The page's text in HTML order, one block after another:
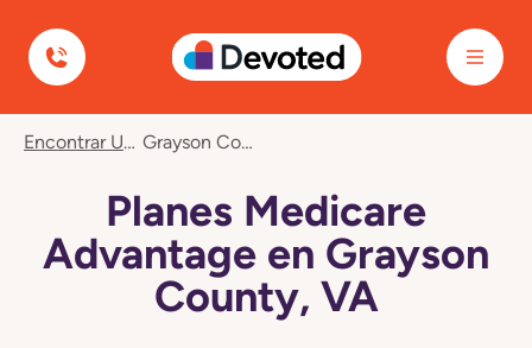
Devoted Health
Encontrar Un Plan Grayson County, VA
Planes Medicare
Advantage en Grayson
County, VA